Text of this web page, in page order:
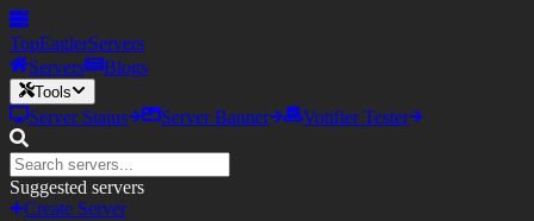
TopEaglerServers
Servers
Blogs
Tools
Server Status Server Banner Votifier Tester
Suggested servers
Create Server